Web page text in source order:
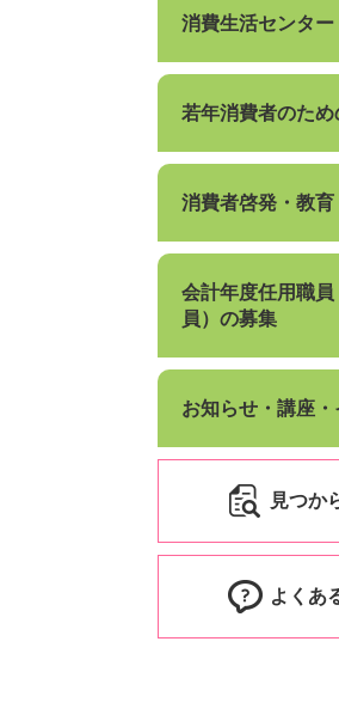
消費生活センター
若年消費者のた
消費者啓発・教育
会計年度任用職
員）の募集
お知らせ・講座・
見つか
よくあ